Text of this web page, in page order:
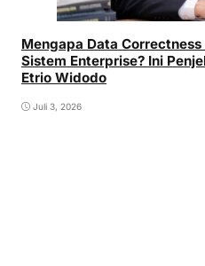
Mengapa Data
Sistem Enterprise? Ini
Etrio Widodo
Juli 3, 2026